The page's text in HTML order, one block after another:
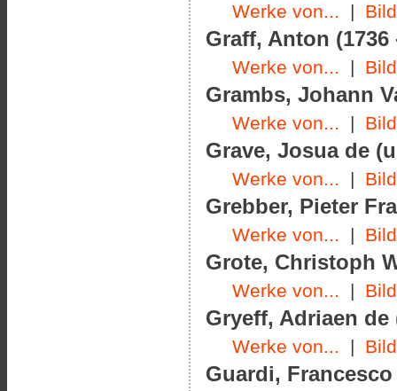
Werke von... |
Graff, Anton (1736
Werke von... |
Grambs, Johann
Werke von... |
Grave, Josua de
Werke von... |
Grebber, Pieter
Werke von... |
Grote, Christoph
Werke von... |
Gryeff, Adriaen de
Werke von... |
Guardi, Francesco